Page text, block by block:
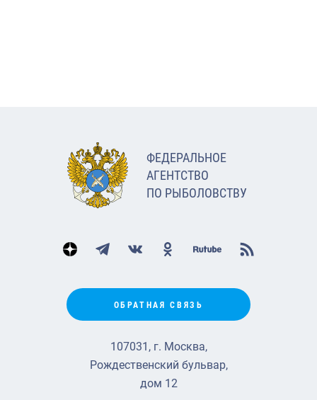
ФЕДЕРАЛЬНОЕ
АГЕНТСТВО
ПО РЫБОЛОВСТВУ
ОБРАТНАЯ СВЯЗЬ
107031, г. Москва,
Рождественский бульвар,
дом 12